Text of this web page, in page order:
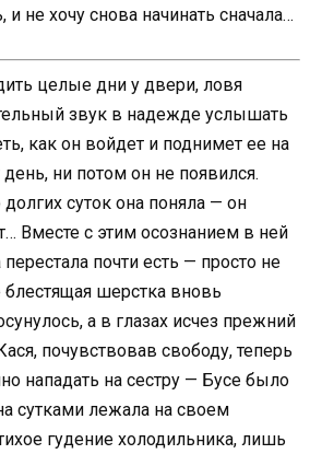
и не хочу снова начинать сначала…
целые дни у двери, ловя
звук в надежде услышать
как он войдет и поднимет ее на
ни потом он не появился.
суток она поняла — он
Вместе с этим осознанием в ней
перестала почти есть — просто не
шерстка вновь
а в глазах исчез прежний
почувствовав свободу, теперь
нападать на сестру — Бусе было
сутками лежала на своем
гудение холодильника, лишь